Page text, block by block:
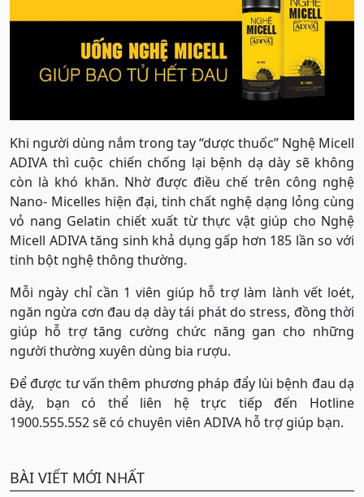
Khi người dùng nắm trong tay “dược thuốc” Nghệ Micell
ADIVA thì cuộc chiến chống lại bệnh dạ dày sẽ không
còn là khó khăn. Nhờ được điều chế trên công nghệ
Nano- Micelles hiện đại, tinh chất nghệ dạng lỏng cùng
vỏ nang Gelatin chiết xuất từ thực vật giúp cho Nghệ
Micell ADIVA tăng sinh khả dụng gấp hơn 185 lần so với
tinh bột nghệ thông thường.
Mỗi ngày chỉ cần 1 viên giúp hỗ trợ làm lành vết loét,
ngăn ngừa cơn đau dạ dày tái phát do stress, đồng thời
giúp hỗ trợ tăng cường chức năng gan cho những
người thường xuyên dùng bia rượu.
Để được tư vấn thêm phương pháp đẩy lùi bệnh đau dạ
dày, bạn có thể liên hệ trực tiếp đến Hotline
1900.555.552 sẽ có chuyên viên ADIVA hỗ trợ giúp bạn.
BÀI VIẾT MỚI NHẤT